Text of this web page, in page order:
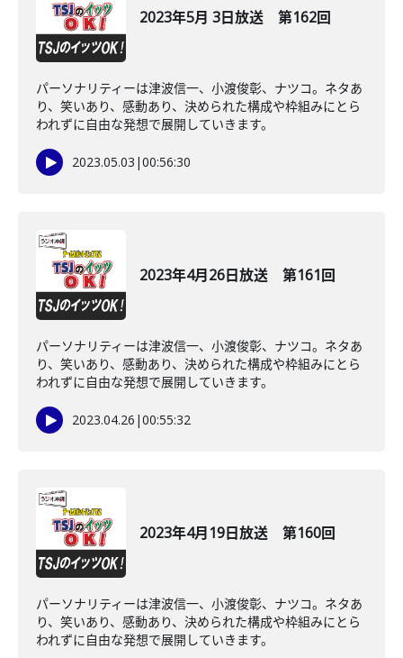
2023年5月 3日放送 第162回
パーソナリティーは津波信一、小渡俊彰、ナツコ。ネタあ
り、笑いあり、感動あり、決められた構成や枠組みにとら
われずに自由な発想で展開していきます。
2023.05.03 |00:56:30
2023年4月26日放送 第161回
パーソナリティーは津波信一、小渡俊彰、ナツコ。ネタあ
り、笑いあり、感動あり、決められた構成や枠組みにとら
われずに自由な発想で展開していきます。
2023.04.26 |00:55:32
2023年4月19日放送 第160回
パーソナリティーは津波信一、小渡俊彰、ナツコ。ネタあ
り、笑いあり、感動あり、決められた構成や枠組みにとら
われずに自由な発想で展開していきます。